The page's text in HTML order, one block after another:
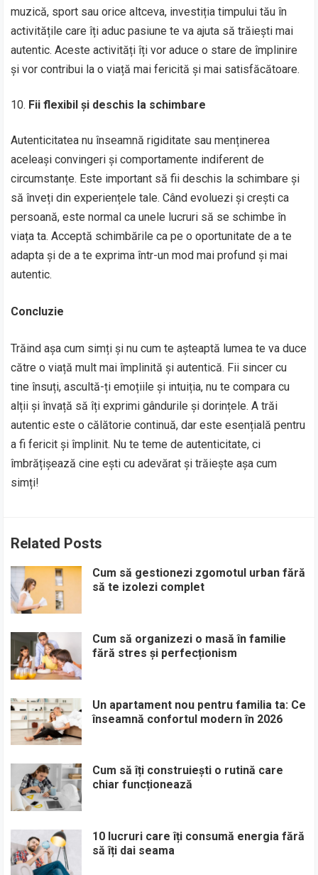
muzică, sport sau orice altceva, investiția timpului tău în
activitățile care îți aduc pasiune te va ajuta să trăiești mai
autentic. Aceste activități îți vor aduce o stare de împlinire
și vor contribui la o viață mai fericită și mai satisfăcătoare.
Fii flexibil și deschis la schimbare
Autenticitatea nu înseamnă rigiditate sau menținerea
aceleași convingeri și comportamente indiferent de
circumstanțe. Este important să fii deschis la schimbare și
să înveți din experiențele tale. Când evoluezi și crești ca
persoană, este normal ca unele lucruri să se schimbe în
viața ta. Acceptă schimbările ca pe o oportunitate de a te
adapta și de a te exprima într-un mod mai profund și mai
autentic.
Concluzie
Trăind așa cum simți și nu cum te așteaptă lumea te va duce
către o viață mult mai împlinită și autentică. Fii sincer cu
tine însuți, ascultă-ți emoțiile și intuiția, nu te compara cu
alții și învață să îți exprimi gândurile și dorințele. A trăi
autentic este o călătorie continuă, dar este esențială pentru
a fi fericit și împlinit. Nu te teme de autenticitate, ci
îmbrățișează cine ești cu adevărat și trăiește așa cum
simți!
Related Posts
Cum să gestionezi zgomotul urban fără
să te izolezi complet
Cum să organizezi o masă în familie
fără stres și perfecționism
Un apartament nou pentru familia ta: Ce
înseamnă confortul modern în 2026
Cum să îți construiești o rutină care
chiar funcționează
10 lucruri care îți consumă energia fără
să îți dai seama